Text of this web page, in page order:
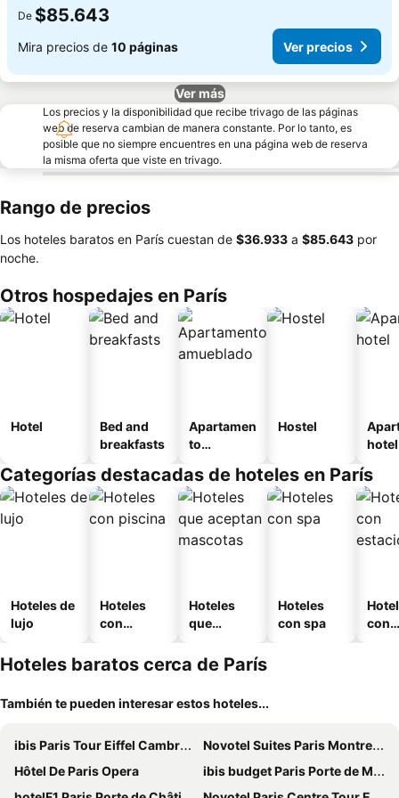
De $85.643
Mira precios de 10 páginas Ver precios
Ver más
Los precios y la disponibilidad que recibe trivago de las páginas
web de reserva cambian de manera constante. Por lo tanto, es
posible que no siempre encuentres en una página web de reserva
la misma oferta que viste en trivago.
Rango de precios
Los hoteles baratos en París cuestan de ‎$36.933 a ‎$85.643 por
noche.
Otros hospedajes en París
Hotel
Bed and
breakfasts
Apartamen
to
o
Hostel
hotel
Categorías destacadas de hoteles en París
Hoteles de
lujo
Hoteles
con
Hoteles
que
mascotas
Hoteles
con spa
con
Hoteles baratos cerca de París
También te pueden interesar estos hoteles...
ibis Paris Tour Eiffel Cambronne 15ème
Novotel Suites Paris Montreuil Vincennes
Hôtel De Paris Opera
ibis budget Paris Porte de Montmartre